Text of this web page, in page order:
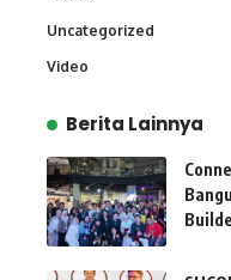
Uncategorized
Video
Berita Lainnya